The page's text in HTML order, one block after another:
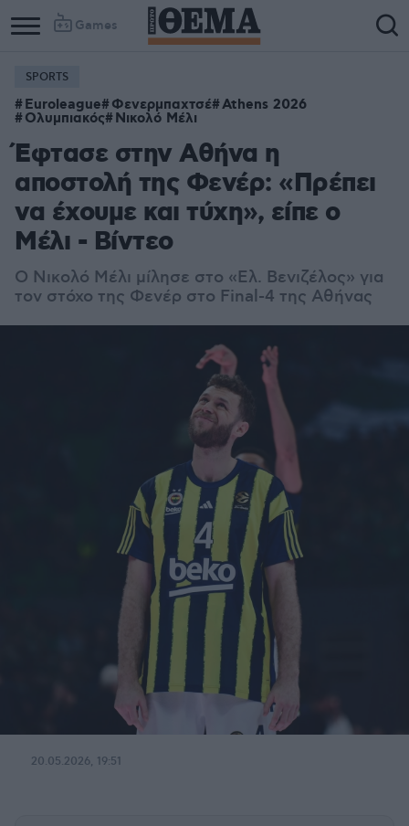
Games
Column
1
Column
2
SPORTS
Euroleague Φενερμπαχτσέ Athens 2026
Ολυμπιακός Νικολό Μέλι
Έφτασε στην Αθήνα η
αποστολή της Φενέρ: «Πρέπει
να έχουμε και τύχη», είπε ο
Μέλι - Βίντεο
Ο Νικολό Μέλι μίλησε στο «Ελ. Βενιζέλος» για
τον στόχο της Φενέρ στο Final-4 της Αθήνας
20.05.2026, 19:51